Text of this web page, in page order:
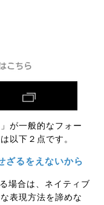
が一般的なフォー
以下２点です。
ざるをえないから
場合は、ネイティブ
表現方法を諦めな